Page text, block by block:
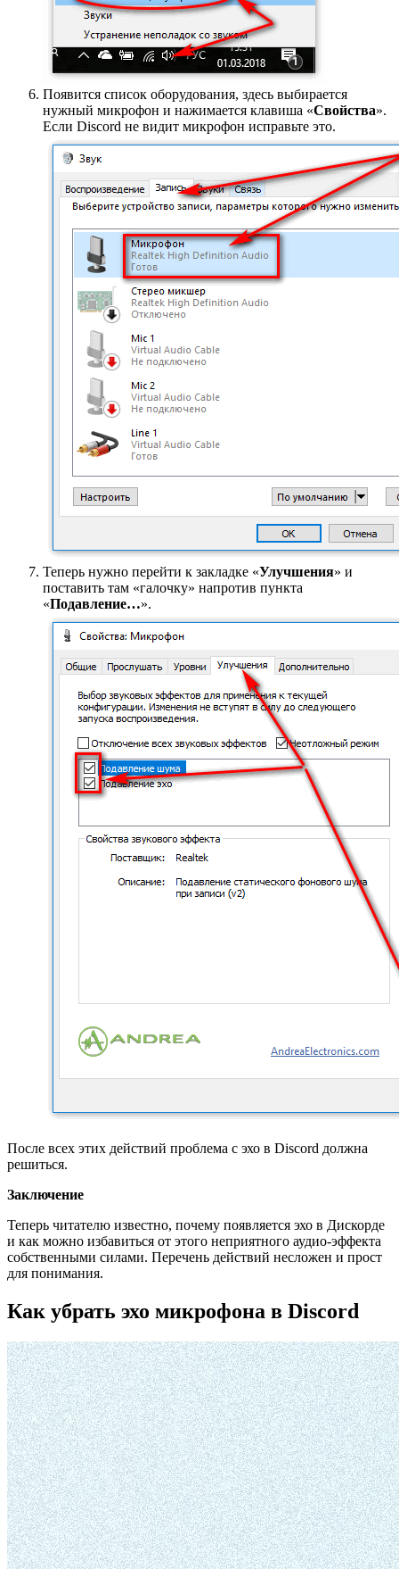
Появится список оборудования, здесь выбирается
нужный микрофон и нажимается клавиша «Свойства».
Если Discord не видит микрофон исправьте это.
Теперь нужно перейти к закладке «Улучшения» и
поставить там «галочку» напротив пункта
«Подавление…».
После всех этих действий проблема с эхо в Discord должна
решиться.
Заключение
Теперь читателю известно, почему появляется эхо в Дискорде
и как можно избавиться от этого неприятного аудио-эффекта
собственными силами. Перечень действий несложен и прост
для понимания.
Как убрать эхо микрофона в Discord